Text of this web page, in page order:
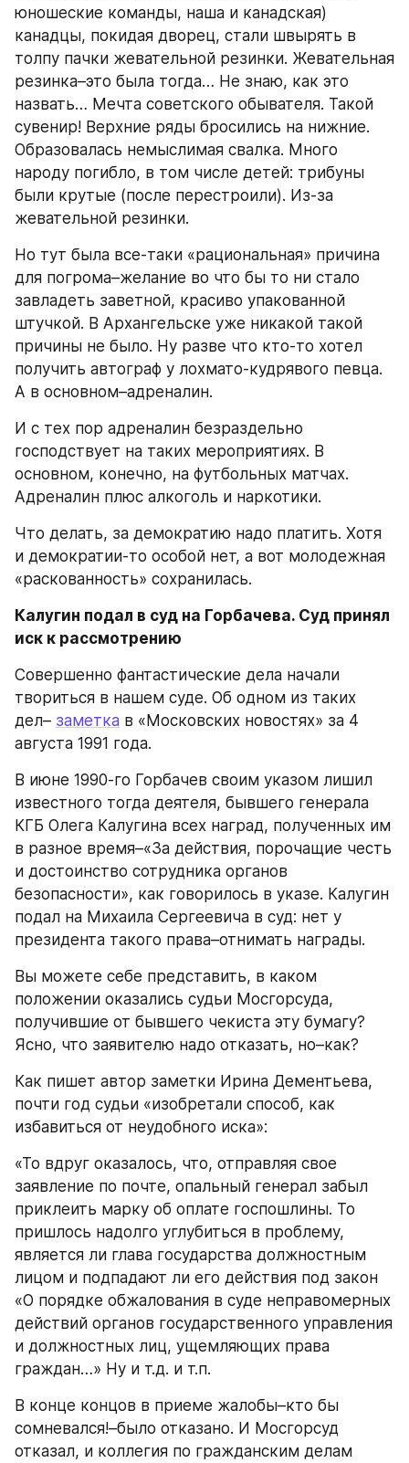
юношеские команды, наша и канадская)
канадцы, покидая дворец, стали швырять в
толпу пачки жевательной резинки. Жевательная
резинка–это была тогда… Не знаю, как это
назвать… Мечта советского обывателя. Такой
сувенир! Верхние ряды бросились на нижние.
Образовалась немыслимая свалка. Много
народу погибло, в том числе детей: трибуны
были крутые (после перестроили). Из-за
жевательной резинки.
Но тут была все-таки «рациональная» причина
для погрома–желание во что бы то ни стало
завладеть заветной, красиво упакованной
штучкой. В Архангельске уже никакой такой
причины не было. Ну разве что кто-то хотел
получить автограф у лохмато-кудрявого певца.
А в основном–адреналин.
И с тех пор адреналин безраздельно
господствует на таких мероприятиях. В
основном, конечно, на футбольных матчах.
Адреналин плюс алкоголь и наркотики.
Что делать, за демократию надо платить. Хотя
и демократии-то особой нет, а вот молодежная
«раскованность» сохранилась.
Калугин подал в суд на Горбачева. Суд принял
иск к рассмотрению
Совершенно фантастические дела начали
твориться в нашем суде. Об одном из таких
дел– заметка в «Московских новостях» за 4
августа 1991 года.
В июне 1990-го Горбачев своим указом лишил
известного тогда деятеля, бывшего генерала
КГБ Олега Калугина всех наград, полученных им
в разное время–«За действия, порочащие честь
и достоинство сотрудника органов
безопасности», как говорилось в указе. Калугин
подал на Михаила Сергеевича в суд: нет у
президента такого права–отнимать награды.
Вы можете себе представить, в каком
положении оказались судьи Мосгорсуда,
получившие от бывшего чекиста эту бумагу?
Ясно, что заявителю надо отказать, но–как?
Как пишет автор заметки Ирина Дементьева,
почти год судьи «изобретали способ, как
избавиться от неудобного иска»:
«То вдруг оказалось, что, отправляя свое
заявление по почте, опальный генерал забыл
приклеить марку об оплате госпошлины. То
пришлось надолго углубиться в проблему,
является ли глава государства должностным
лицом и подпадают ли его действия под закон
«О порядке обжалования в суде неправомерных
действий органов государственного управления
и должностных лиц, ущемляющих права
граждан…» Ну и т.д. и т.п.
В конце концов в приеме жалобы–кто бы
сомневался!–было отказано. И Мосгорсуд
отказал, и коллегия по гражданским делам